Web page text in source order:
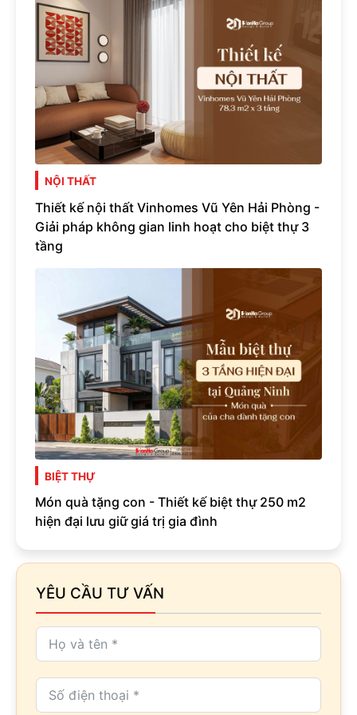
NỘI THẤT
Thiết kế nội thất Vinhomes Vũ Yên Hải Phòng -
Giải pháp không gian linh hoạt cho biệt thự 3
tầng
BIỆT THỰ
Món quà tặng con - Thiết kế biệt thự 250 m2
hiện đại lưu giữ giá trị gia đình
YÊU CẦU TƯ VẤN